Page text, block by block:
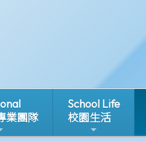
業團隊
School Life
校園生活